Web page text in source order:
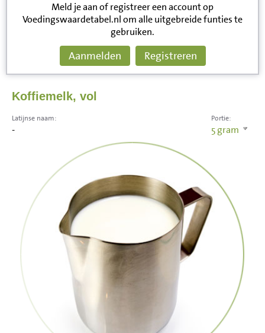
Meld je aan of registreer een account op
Voedingswaardetabel.nl om alle uitgebreide funties te
gebruiken.
Aanmelden Registreren
Koffiemelk, vol
Portie:
5gram
Latijnse naam:
-